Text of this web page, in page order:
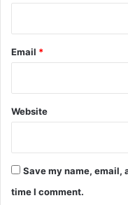
Email *
Website
Save my name, email,
time I comment.